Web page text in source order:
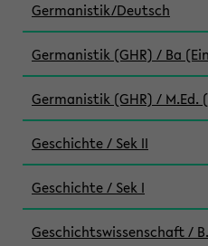
Germanistik/Deutsch
Germanistik (GHR) / Ba
Germanistik (GHR) / M.Ed.
Geschichte / Sek II
Geschichte / Sek I
Geschichtswissenschaft /